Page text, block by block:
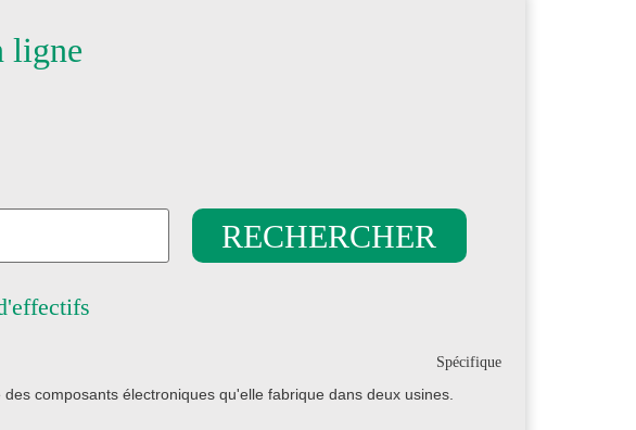
ligne
Spécifique
composants électroniques qu'elle fabrique dans deux usines.